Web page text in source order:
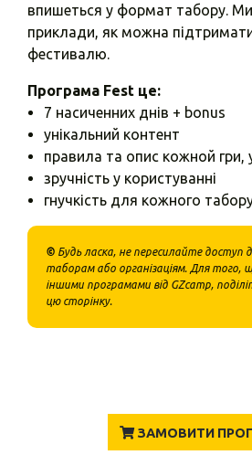
впишеться у формат табору.
приклади, як можна
фестивалю.
Програма Fest це:
7 насиченних днів + bonus
унікальний контент
правила та опис кожной гри,
зручність у користуванні
гнучкість для кожного
© Будь ласка, не пересилайте доступ
таборам або організаціям. Для того,
іншими програмами від GZcamp,
цю сторінку.
ЗАМОВИТИ